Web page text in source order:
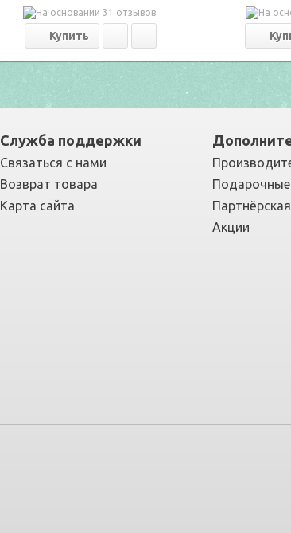
Служба поддержки
Связаться с нами
Возврат товара
Карта сайта
Акции